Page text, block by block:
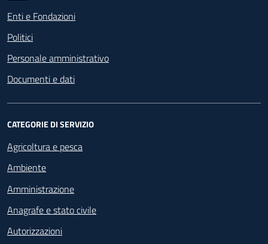
Enti e Fondazioni
Politici
Personale amministrativo
Documenti e dati
CATEGORIE DI SERVIZIO
Agricoltura e pesca
Ambiente
Amministrazione
Anagrafe e stato civile
Autorizzazioni